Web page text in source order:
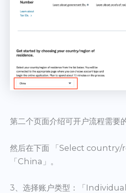
第二个页面介绍可开户流程需要
然后在下面 「Select country/
「China」。
3、选择账户类型：「